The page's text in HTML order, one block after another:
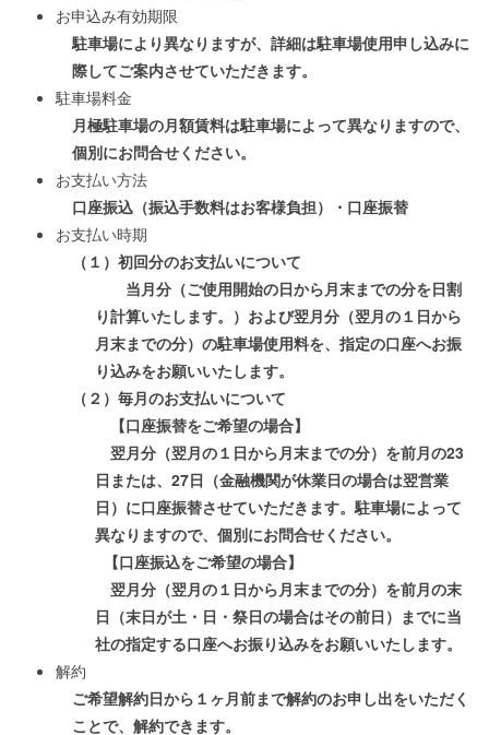
お申込み有効期限
駐車場により異なりますが、詳細は駐車場使用申し込みに
際してご案内させていただきます。
駐車場料金
月極駐車場の月額賃料は駐車場によって異なりますので、
個別にお問合せください。
お支払い方法
口座振込（振込手数料はお客様負担）・口座振替
お支払い時期
（１）初回分のお支払いについて
当月分（ご使用開始の日から月末までの分を日割
り計算いたします。）および翌月分（翌月の１日から
月末までの分）の駐車場使用料を、指定の口座へお振
り込みをお願いいたします。
（２）毎月のお支払いについて
【口座振替をご希望の場合】
翌月分（翌月の１日から月末までの分）を前月の23
日または、27日（金融機関が休業日の場合は翌営業
日）に口座振替させていただきます。駐車場によって
異なりますので、個別にお問合せください。
【口座振込をご希望の場合】
翌月分（翌月の１日から月末までの分）を前月の末
日（末日が土・日・祭日の場合はその前日）までに当
社の指定する口座へお振り込みをお願いいたします。
解約
ご希望解約日から１ヶ月前まで解約のお申し出をいただく
ことで、解約できます。